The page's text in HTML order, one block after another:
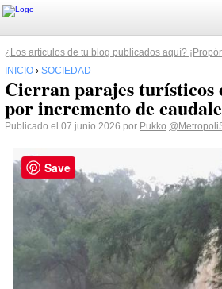
¿Los artículos de tu blog publicados aquí?
INICIO › SOCIEDAD
Cierran parajes turísticos
por incremento de
Publicado el 07 junio 2026 por Pukko
Save